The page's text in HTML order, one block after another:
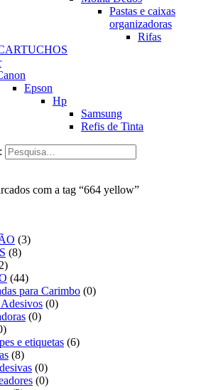
Pastas e caixas
organizadoras
Rifas
Epson
Hp
Samsung
Refis de Tinta
com a tag “664 yellow”
(3)
(8)
(44)
para Carimbo (0)
(0)
(0)
e etiquetas (6)
(8)
(0)
(0)